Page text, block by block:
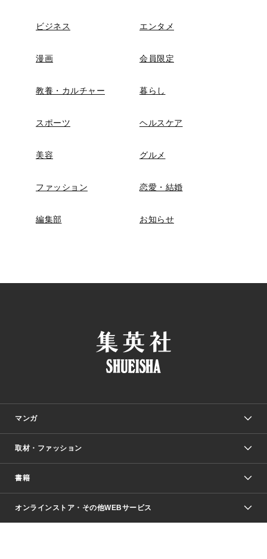
ビジネス エンタメ
漫画 会員限定
教養・カルチャー 暮らし
スポーツ ヘルスケア
美容 グルメ
ファッション 恋愛・結婚
編集部 お知らせ
マンガ
少年マンガ
Vジャンプ
週刊ヤングジャンプ
少女マンガ
取材・ファッション
Seventeen
芸能・情報・スポーツ
書籍
文芸・文庫・総合
オンラインストア・その他WEBサービス